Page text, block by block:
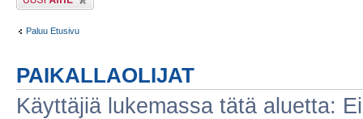
Paluu Etusivu
PAIKALLAOLIJAT
Käyttäjiä lukemassa tätä aluetta: